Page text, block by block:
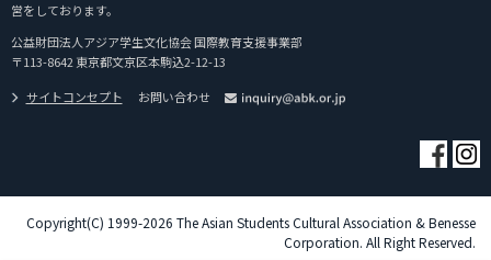
営をしております。
公益財団法人アジア学生文化協会 国際教育支援事業部
〒113-8642 東京都文京区本駒込2-12-13
サイトコンセプト
お問い合わせ
Copyright(C) 1999-2026 The Asian Students Cultural Association & Benesse
Corporation. All Right Reserved.